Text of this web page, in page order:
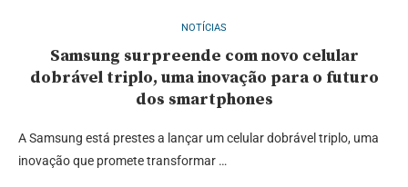
NOTÍCIAS
Samsung surpreende com novo celular
dobrável triplo, uma inovação para o futuro
dos smartphones
A Samsung está prestes a lançar um celular dobrável triplo, uma
inovação que promete transformar …